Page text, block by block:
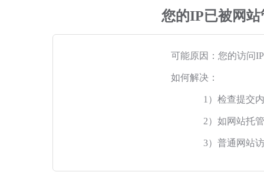
您的IP已被网
可能原因：您的访问
如何解决：
1）检查提交
2）如网站托
3）普通网站